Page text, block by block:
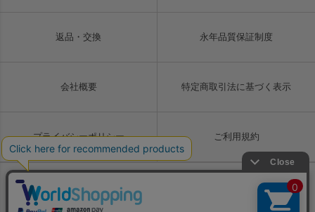
返品・交換 永年品質保証制度
会社概要 特定商取引法に基づく表示
プライバシーポリシー ご利用規約
Copyright © LIUGOO Co., Ltd. All rights reserved.